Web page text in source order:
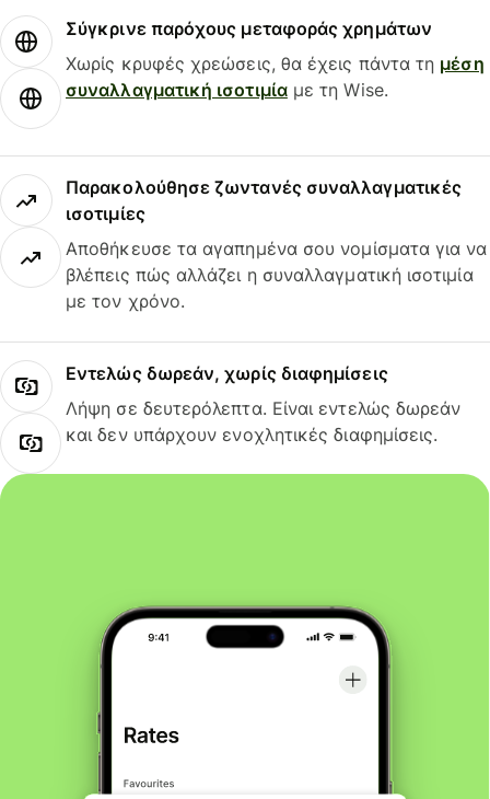
Σύγκρινε παρόχους μεταφοράς χρημάτων
Χωρίς κρυφές χρεώσεις, θα έχεις πάντα τη μέση
συναλλαγματική ισοτιμίαμε τη Wise.
Παρακολούθησε ζωντανές συναλλαγματικές
ισοτιμίες
Αποθήκευσε τα αγαπημένα σου νομίσματα για να
βλέπεις πώς αλλάζει η συναλλαγματική ισοτιμία
με τον χρόνο.
Εντελώς δωρεάν, χωρίς διαφημίσεις
Λήψη σε δευτερόλεπτα. Είναι εντελώς δωρεάν
και δεν υπάρχουν ενοχλητικές διαφημίσεις.